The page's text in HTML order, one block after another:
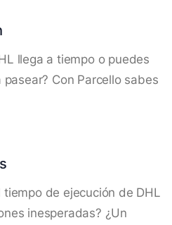
llega a tiempo o puedes
pasear? Con Parcello sabes
tiempo de ejecución de DHL
inesperadas? ¿Un